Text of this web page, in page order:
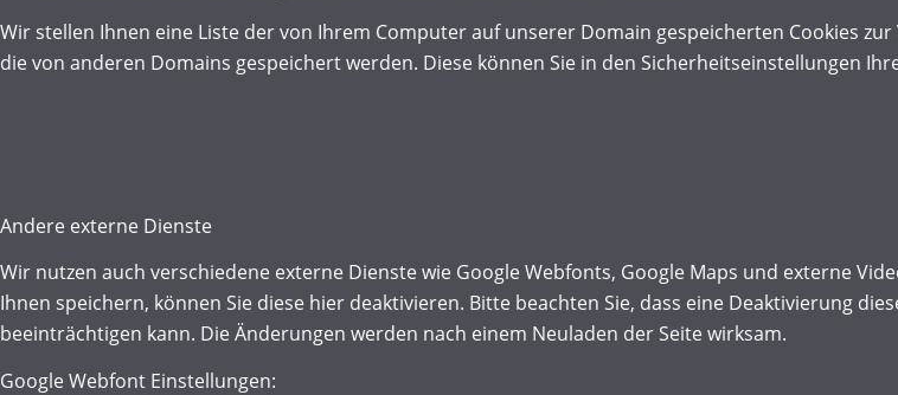
Wir stellen Ihnen eine Liste der von Ihrem Computer auf unserer Domain gespeicherten Cookies
die von anderen Domains gespeichert werden. Diese können Sie in den Sicherheitseinstellungen
Andere externe Dienste
Wir nutzen auch verschiedene externe Dienste wie Google Webfonts, Google Maps und externe
Ihnen speichern, können Sie diese hier deaktivieren. Bitte beachten Sie, dass eine Deaktivierung
beeinträchtigen kann. Die Änderungen werden nach einem Neuladen der Seite wirksam.
Google Webfont Einstellungen: